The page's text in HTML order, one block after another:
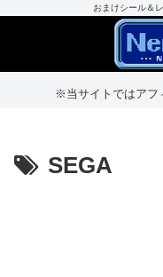
おまけシール＆
※当サイトではアフ
SEGA